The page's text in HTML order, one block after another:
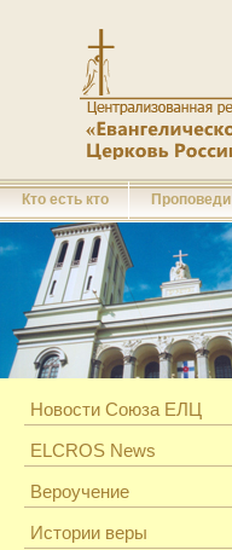
Кто есть кто Проповеди
Новости Союза ЕЛЦ
ELCROS News
Вероучение
Истории веры